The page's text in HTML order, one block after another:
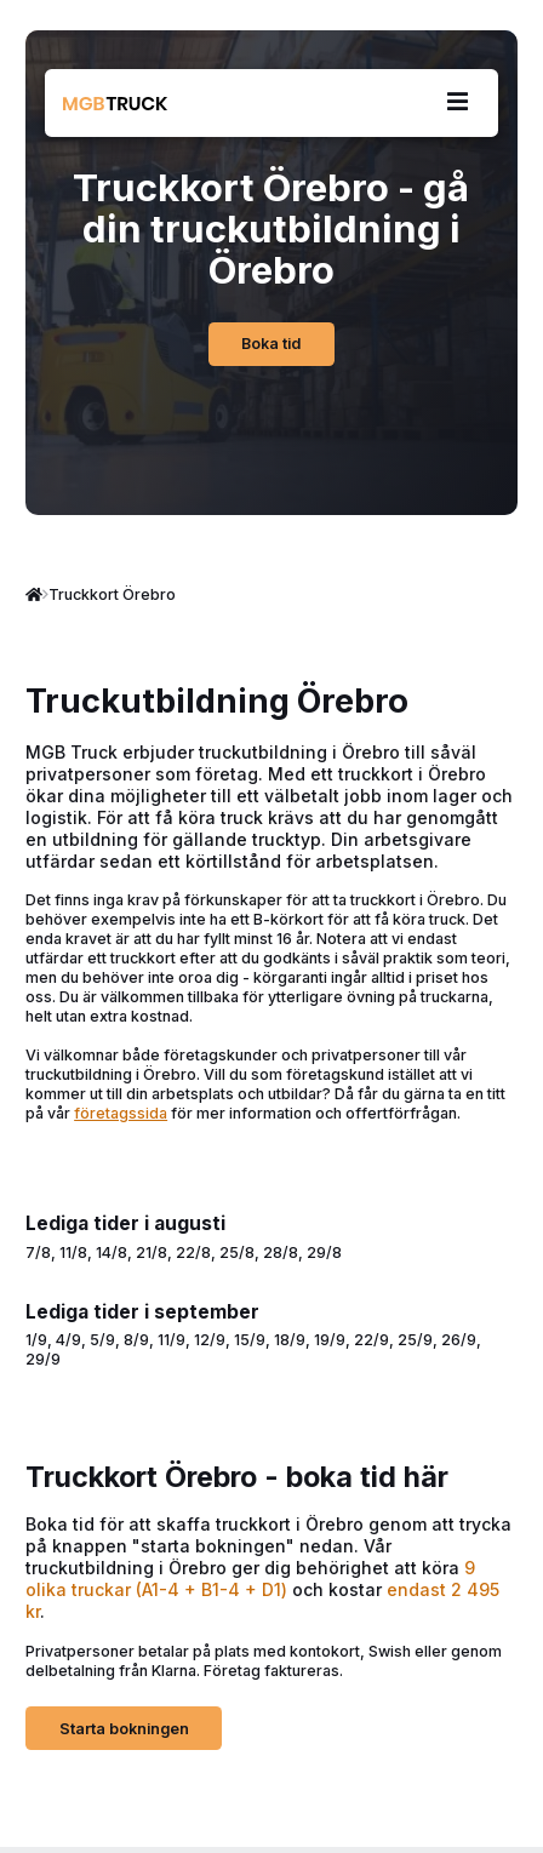
Truckkort Örebro - gå
din truckutbildning i
Örebro
Boka tid
Truckkort Örebro
Truckutbildning Örebro
MGB Truck erbjuder truckutbildning i Örebro till såväl
privatpersoner som företag. Med ett truckkort i Örebro
ökar dina möjligheter till ett välbetalt jobb inom lager och
logistik. För att få köra truck krävs att du har genomgått
en utbildning för gällande trucktyp. Din arbetsgivare
utfärdar sedan ett körtillstånd för arbetsplatsen.
Det finns inga krav på förkunskaper för att ta truckkort i Örebro. Du
behöver exempelvis inte ha ett B-körkort för att få köra truck. Det
enda kravet är att du har fyllt minst 16 år. Notera att vi endast
utfärdar ett truckkort efter att du godkänts i såväl praktik som teori,
men du behöver inte oroa dig - körgaranti ingår alltid i priset hos
oss. Du är välkommen tillbaka för ytterligare övning på truckarna,
helt utan extra kostnad.
Vi välkomnar både företagskunder och privatpersoner till vår
truckutbildning i Örebro. Vill du som företagskund istället att vi
kommer ut till din arbetsplats och utbildar? Då får du gärna ta en titt
på vårföretagssida för mer information och offertförfrågan.
Lediga tider i augusti
7/8, 11/8, 14/8, 21/8, 22/8, 25/8, 28/8, 29/8
Lediga tider i september
1/9, 4/9, 5/9, 8/9, 11/9, 12/9, 15/9, 18/9, 19/9, 22/9, 25/9, 26/9,
29/9
Truckkort Örebro - boka tid här
Boka tid för att skaffa truckkort i Örebro genom att trycka
på knappen "starta bokningen" nedan. Vår
truckutbildning i Örebro ger dig behörighet att köra 9
olika truckar (A1-4 + B1-4 + D1) och kostar endast 2 495
kr.
Privatpersoner betalar på plats med kontokort, Swish eller genom
delbetalning från Klarna. Företag faktureras.
Starta bokningen